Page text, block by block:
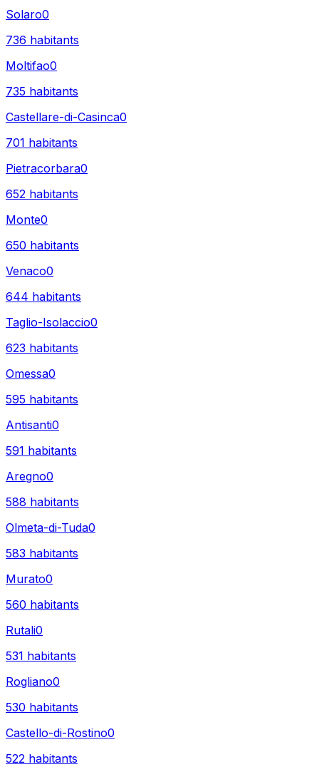
Solaro0
736 habitants
Moltifao0
735 habitants
Castellare-di-Casinca0
701 habitants
Pietracorbara0
652 habitants
Monte0
650 habitants
Venaco0
644 habitants
Taglio-Isolaccio0
623 habitants
Omessa0
595 habitants
Antisanti0
591 habitants
Aregno0
588 habitants
Olmeta-di-Tuda0
583 habitants
Murato0
560 habitants
Rutali0
531 habitants
Rogliano0
530 habitants
Castello-di-Rostino0
522 habitants